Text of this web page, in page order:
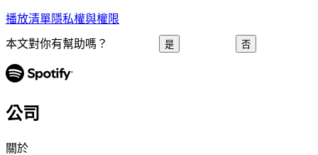
播放清單隱私權與權限
本文對你有幫助嗎？ 是 否
公司
關於